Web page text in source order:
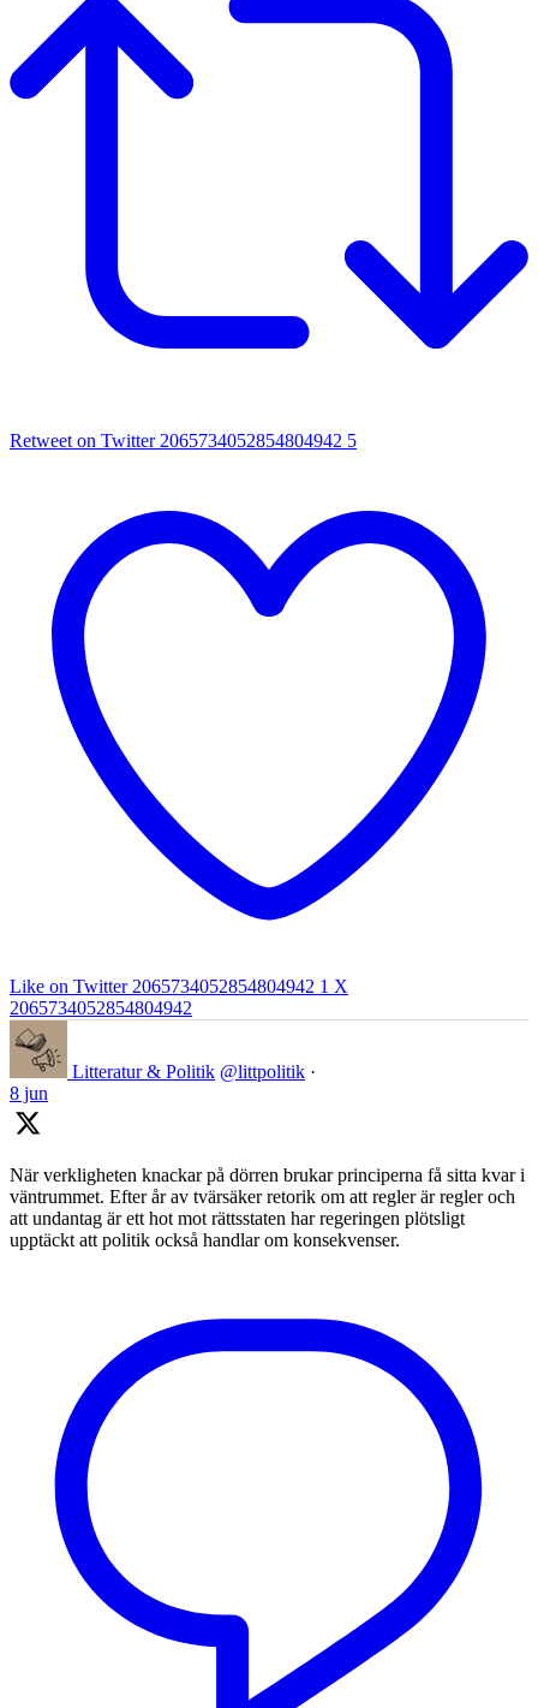
Retweet on Twitter 2065734052854804942 5
Like on Twitter 2065734052854804942 1 X
2065734052854804942
Litteratur & Politik @littpolitik ·
8 jun
När verkligheten knackar på dörren brukar principerna få sitta kvar i
väntrummet. Efter år av tvärsäker retorik om att regler är regler och
att undantag är ett hot mot rättsstaten har regeringen plötsligt
upptäckt att politik också handlar om konsekvenser.